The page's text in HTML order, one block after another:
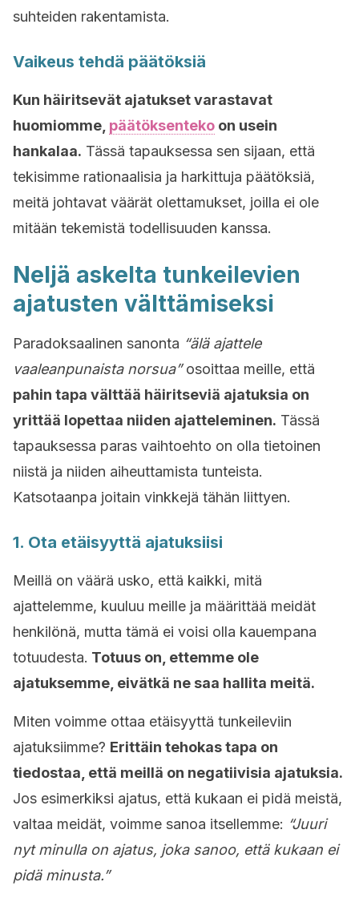
suhteiden rakentamista.
Vaikeus tehdä päätöksiä
Kun häiritsevät ajatukset varastavat
huomiomme, päätöksenteko on usein
hankalaa. Tässä tapauksessa sen sijaan, että
tekisimme rationaalisia ja harkittuja päätöksiä,
meitä johtavat väärät olettamukset, joilla ei ole
mitään tekemistä todellisuuden kanssa.
Neljä askelta tunkeilevien
ajatusten välttämiseksi
Paradoksaalinen sanonta “älä ajattele
vaaleanpunaista norsua”osoittaa meille, että
pahin tapa välttää häiritseviä ajatuksia on
yrittää lopettaa niiden ajatteleminen. Tässä
tapauksessa paras vaihtoehto on olla tietoinen
niistä ja niiden aiheuttamista tunteista.
Katsotaanpa joitain vinkkejä tähän liittyen.
1. Ota etäisyyttä ajatuksiisi
Meillä on väärä usko, että kaikki, mitä
ajattelemme, kuuluu meille ja määrittää meidät
henkilönä, mutta tämä ei voisi olla kauempana
totuudesta. Totuus on, ettemme ole
ajatuksemme, eivätkä ne saa hallita meitä.
Miten voimme ottaa etäisyyttä tunkeileviin
ajatuksiimme? Erittäin tehokas tapa on
tiedostaa, että meillä on negatiivisia ajatuksia.
Jos esimerkiksi ajatus, että kukaan ei pidä meistä,
valtaa meidät, voimme sanoa itsellemme: “Juuri
nyt minulla on ajatus, joka sanoo, että kukaan ei
pidä minusta.”